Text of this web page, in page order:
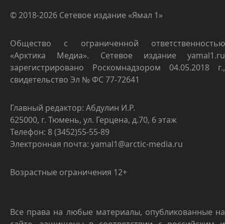
© 2018-2026 Сетевое издание «Ямал 1»
Общество с ограниченной ответственностью
«Арктика Медиа». Сетевое издание yamal1.ru
зарегистрировано Роскомнадзором 04.05.2018 г.,
свидетельство Эл № ФС 77-72641
Главный редактор: Абдулин И.Р.
625000, г. Тюмень, ул. Герцена, д.70, 6 этаж
Телефон: 8 (3452)55-55-89
Электронная почта: yamal1@arctic-media.ru
Возрастные ограничения 12+
Все права на любые материалы, опубликованные на